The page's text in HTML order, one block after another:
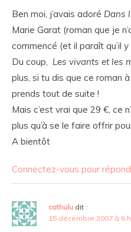
Ben moi, j’avais adoré Dans
Marie Garat (roman que je
commencé (et il paraît qu’il
Du coup, Les vivants et les
plus, si tu dis que ce roman
prends tout de suite !
Mais c’est vrai que 29 €, ce
plus qu’à se le faire offrir
A bientôt
Connectez-vous pour
cathulu dit :
15 décembre 2007 à 6